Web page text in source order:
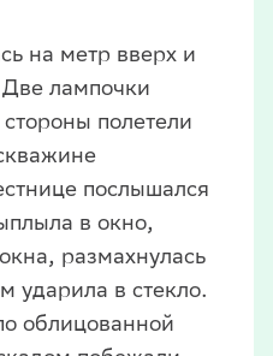
на метр вверх и
лампочки
полетели
послышался
в окно,
размахнулась
ударила в стекло.
облицованной